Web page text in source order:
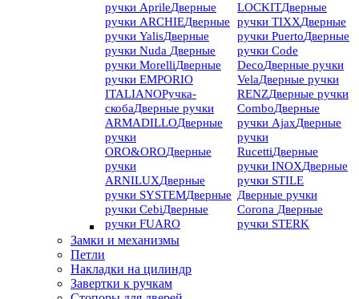
ручки AprileДверные
ручки ARCHIEДверные
ручки YalisДверные
ручки Nuda Дверные
ручки MorelliДверные
ручки EMPORIO
ITALIANOРучка-
скобаДверные ручки
ARMADILLOДверные
ручки
ORO&OROДверные
ручки
ARNILUXДверные
ручки SYSTEMДверные
ручки CebiДверные
ручки FUARO
LOCKITДверные
ручки TIXXДверные
ручки PuertoДверные
ручки Code
DecoДверные ручки
VelaДверные ручки
RENZДверные ручки
ComboДверные
ручки AjaxДверные
ручки
RucettiДверные
ручки INOXДверные
ручки STILE
Дверные ручки
Corona Дверные
ручки STERK
Замки и механизмы
Петли
Накладки на цилиндр
Завертки к ручкам